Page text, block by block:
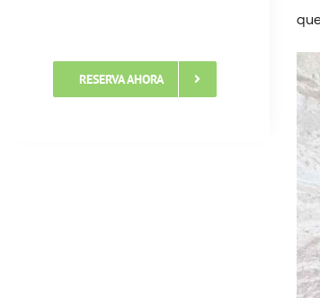
RESERVA AHORA